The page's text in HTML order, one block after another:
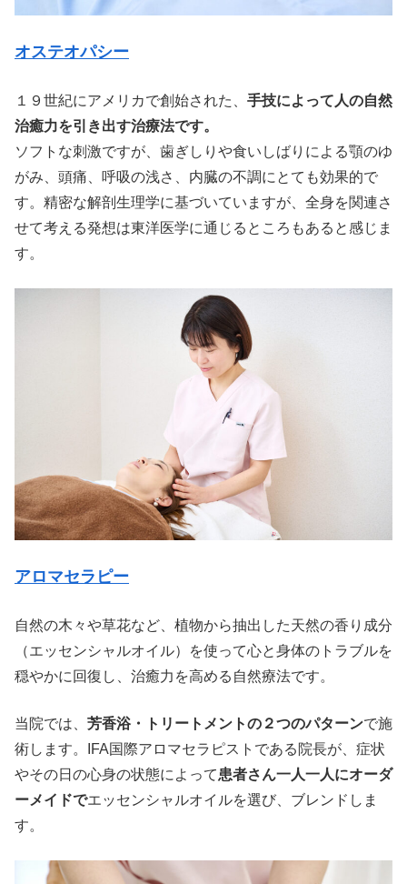
オステオパシー
１９世紀にアメリカで創始された、 手技によって人の自然
治癒力を引き出す治療法です。
ソフトな刺激ですが、歯ぎしりや食いしばりによる顎のゆ
がみ、頭痛、呼吸の浅さ、内臓の不調にとても効果的で
す。精密な解剖生理学に基づいていますが、全身を関連さ
せて考える発想は東洋医学に通じるところもあると感じま
す。
アロマセラピー
自然の木々や草花など、植物から抽出した天然の香り成分
（エッセンシャルオイル）を使って心と身体のトラブルを
穏やかに回復し、治癒力を高める自然療法です。
当院では、 芳香浴・トリートメントの２つのパターンで施
術します。IFA国際アロマセラピストである院長が、症状
やその日の心身の状態によって患者さん一人一人にオーダ
ーメイドでエッセンシャルオイルを選び、ブレンドしま
す。